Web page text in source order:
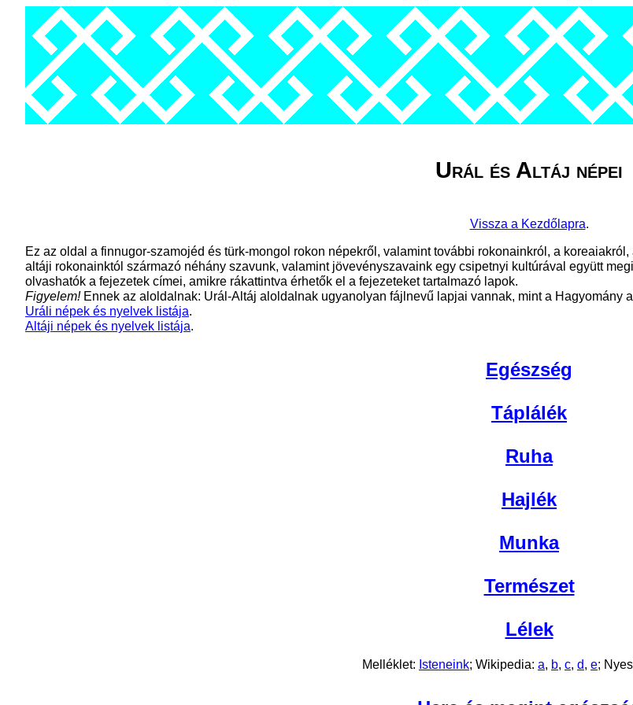
Urál és Altáj népei
Vissza a Kezdőlapra.
Ez az oldal a finnugor-szamojéd és türk-mongol rokon népekről, valamint további rokonainkról, a
altáji rokonainktól származó néhány szavunk, valamint jövevényszavaink egy csipetnyi kultúrával együtt
olvashatók a fejezetek címei, amikre rákattintva érhetők el a fejezeteket tartalmazó lapok.
Figyelem!Ennek az aloldalnak: Urál-Altáj aloldalnak ugyanolyan fájlnevű lapjai vannak, mint a Hagyomány
Uráli népek és nyelvek listája.
Altáji népek és nyelvek listája.
Egészség
Táplálék
Ruha
Hajlék
Munka
Természet
Lélek
Melléklet: Isteneink; Wikipedia: a, b, c, d, e;